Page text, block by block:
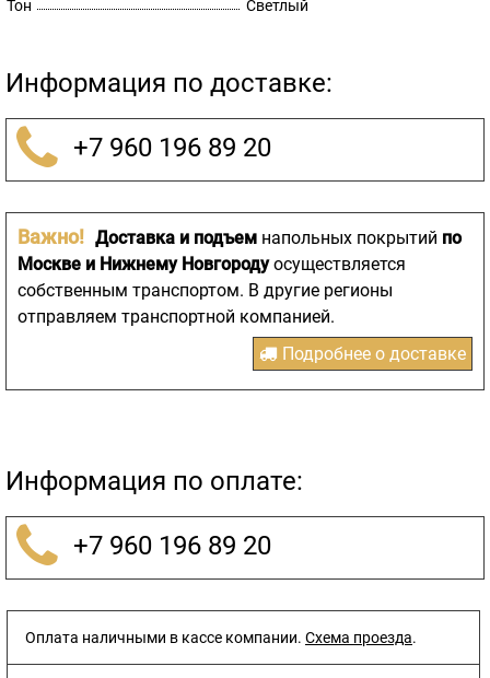
Тон Светлый
Информация по доставке:
+7 960 196 89 20
Важно! Доставка и подъем напольных покрытий по
Москве и Нижнему Новгородуосуществляется
собственным транспортом. В другие регионы
отправляем транспортной компанией.
Подробнее о доставке
Информация по оплате:
+7 960 196 89 20
Оплата наличными в кассе компании. Схема проезда.